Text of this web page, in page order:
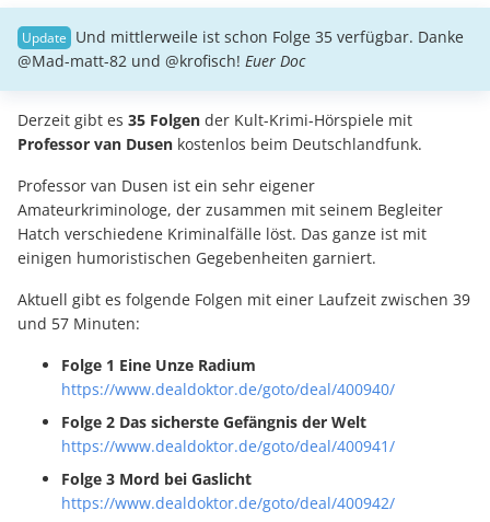
Und mittlerweile ist schon Folge 35 verfügbar. Danke
@Mad-matt-82 und @krofisch! Euer Doc
Derzeit gibt es 35 Folgen der Kult-Krimi-Hörspiele mit
Professor van Dusen kostenlos beim Deutschlandfunk.
Professor van Dusen ist ein sehr eigener
Amateurkriminologe, der zusammen mit seinem Begleiter
Hatch verschiedene Kriminalfälle löst. Das ganze ist mit
einigen humoristischen Gegebenheiten garniert.
Aktuell gibt es folgende Folgen mit einer Laufzeit zwischen 39
und 57 Minuten:
Folge 1 Eine Unze Radium
https://www.dealdoktor.de/goto/deal/400940/
Folge 2 Das sicherste Gefängnis der Welt
https://www.dealdoktor.de/goto/deal/400941/
Folge 3 Mord bei Gaslicht
https://www.dealdoktor.de/goto/deal/400942/